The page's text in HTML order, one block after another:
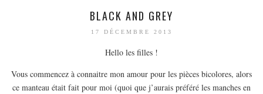
AMÉRIQUE
BLACK AND GREY
17 DÉCEMBRE 2013
Hello les filles !
Vous commencez à connaitre mon amour pour les pièces bicolores, alors
ce manteau était fait pour moi (quoi que j’aurais préféré les manches en